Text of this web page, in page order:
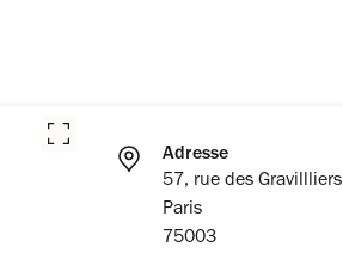
Adresse
57, rue des Gravillliers
Paris
75003